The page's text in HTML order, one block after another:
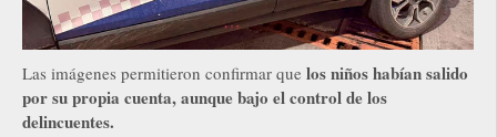
Las imágenes permitieron confirmar que los niños habían salido
por su propia cuenta, aunque bajo el control de los
delincuentes.